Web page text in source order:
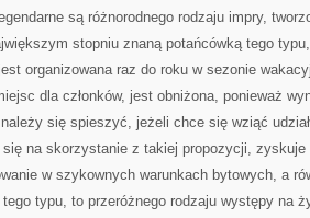
są różnorodnego rodzaju impry,
stopniu znaną potańcówką tego
organizowana raz do roku w sezonie
dla członków, jest obniżona, ponieważ
się spieszyć, jeżeli chce się wziąć
na skorzystanie z takiej propozycji,
w szykownych warunkach bytowych, a
typu, to przeróżnego rodzaju występy na